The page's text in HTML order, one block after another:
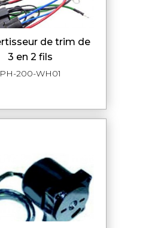
3 en 2 fils
PH-200-WH01